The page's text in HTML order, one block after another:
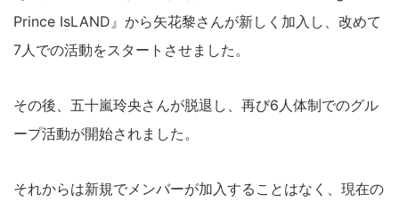
Prince IsLAND』から矢花黎さんが新しく加入し、改めて
7人での活動をスタートさせました。
その後、五十嵐玲央さんが脱退し、再び6人体制でのグル
ープ活動が開始されました。
それからは新規でメンバーが加入することはなく、現在の